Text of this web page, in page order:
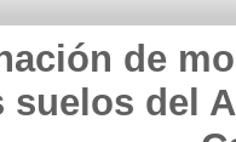
de
suelos del